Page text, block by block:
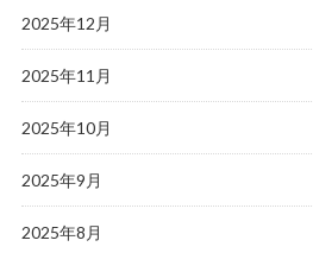
2025年12月
2025年11月
2025年10月
2025年9月
2025年8月